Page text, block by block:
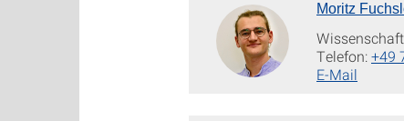
Moritz
Telefon:+49
E-Mail